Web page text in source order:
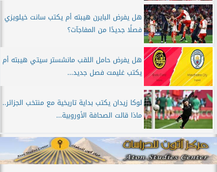
هل يفرض البايرن هيبته أم يكتب سانت خيلويزي
فصلًا جديدًا من المفاجآت؟
هل يفرض حامل اللقب مانشستر سيتي هيبته أم
يكتب غليمت فصل جديد...
لوكا زيدان يكتب بداية تاريخية مع منتخب الجزائر..
ماذا قالت الصحافة الأوروبية...